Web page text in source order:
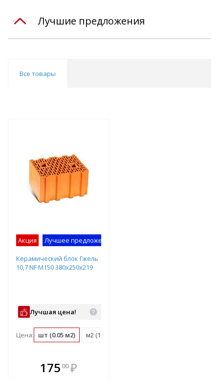
Лучшие предложения
Все товары
Акция Лучшее предложение
Керамический блок Гжель
10,7 NF М150 380х250х219
Лучшая цена!
Цена: шт (0.05 м2) м2 (18.3 шт)
175 00 ₽